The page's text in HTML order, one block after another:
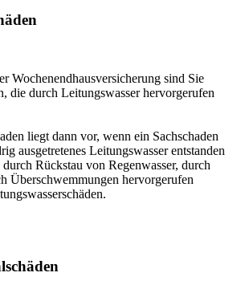
Wochenendhausversicherung sind Sie
die durch Leitungswasser hervorgerufen
liegt dann vor, wenn ein Sachschaden
ausgetretenes Leitungswasser entstanden
durch Rückstau von Regenwasser, durch
Überschwemmungen hervorgerufen